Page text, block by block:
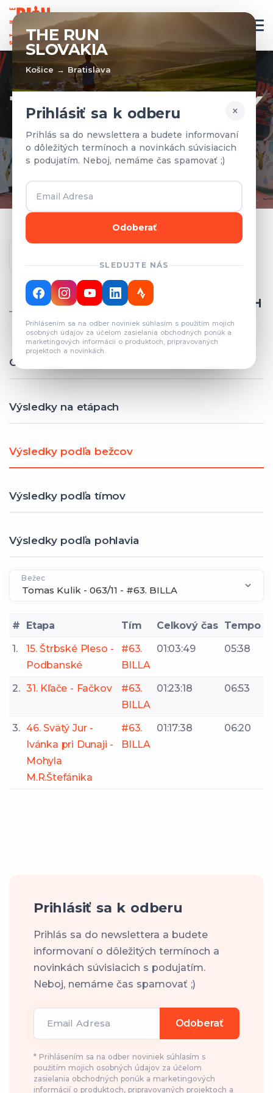
THE RUN
SLOVAKIA
Košice → Bratislava
×
Prihlásiť sa k odberu
Prihlás sa do newslettera a budete informovaní
o dôležitých termínoch a novinkách súvisiacich
s podujatím. Neboj, nemáme čas spamovať ;)
Odoberať
SLEDUJTE NÁS
Prihlásením sa na odber noviniek súhlasím s použitím mojich
osobných údajov za účelom zasielania obchodných ponúk a
marketingových informácií o produktoch, pripravovaných
projektoch a novinkách.
TÍMY A VÝSLEDKY
Prihlásené tímy a výsledky z
predchádzajúcich rokov.
CELKOVÝ POČET REGISTROVANÝCH
TÍMOV: 82
Celkové výsledky
Výsledky na etápach
Výsledky podľa bežcov
Výsledky podľa tímov
Výsledky podľa pohlavia
Bežec
# Etapa Tím Celkový čas Tempo
1.
15. Štrbské Pleso -
Podbanské
#63.
BILLA
01:03:49 05:38
2. 31. Kľače - Fačkov
#63.
BILLA
01:23:18 06:53
3. 46. Svätý Jur -
Ivánka pri Dunaji -
Mohyla
M.R.Štefánika
#63.
BILLA
01:17:38 06:20
Prihlásiť sa k odberu
Prihlás sa do newslettera a budete
informovaní o dôležitých termínoch a
novinkách súvisiacich s podujatím.
Neboj, nemáme čas spamovať ;)
Email Adresa Odoberať
* Prihlásením sa na odber noviniek súhlasím s
použitím mojich osobných údajov za účelom
zasielania obchodných ponúk a marketingových
informácií o produktoch, pripravovaných projektoch a